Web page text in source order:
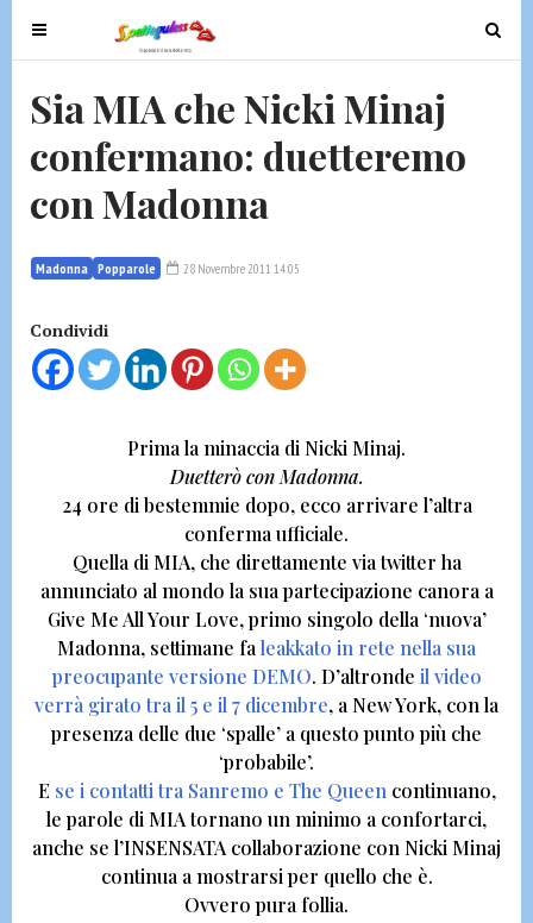
T
o
g
e
n
v
i
a
t
T
o
Sia MIA che Nicki Minaj
confermano: duetteremo
con Madonna
Madonna Popparole 28 Novembre 2011 14:05
Condividi
Prima la minaccia di Nicki Minaj.
Duetterò con Madonna.
24 ore di bestemmie dopo, ecco arrivare l’altra
conferma ufficiale.
Quella di MIA, che direttamente via twitter ha
annunciato al mondo la sua partecipazione canora a
Give Me All Your Love, primo singolo della ‘nuova’
Madonna, settimane fa leakkato in rete nella sua
preocupante versione DEMO. D’altronde il video
verrà girato tra il 5 e il 7 dicembre, a New York, con la
presenza delle due ‘spalle’ a questo punto più che
‘probabile’.
E se i contatti tra Sanremo e The Queen continuano,
le parole di MIA tornano un minimo a confortarci,
anche se l’INSENSATA collaborazione con Nicki Minaj
continua a mostrarsi per quello che è.
Ovvero pura follia.